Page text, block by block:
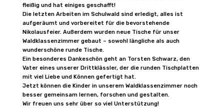
fleißig und hat einiges geschafft!
Die letzten Arbeiten im Schulwald sind erledigt, alles ist
aufgeräumt und vorbereitet für die bevorstehende
Nikolausfeier. Außerdem wurden neue Tische für unser
Waldklassenzimmer gebaut – sowohl längliche als auch
wunderschöne runde Tische.
Ein besonderes Dankeschön geht an Torsten Schwarz, den
Vater eines unserer Drittklässler, der die runden Tischplatten
mit viel Liebe und Können gefertigt hat.
Jetzt können die Kinder in unserem Waldklassenzimmer noch
besser gemeinsam lernen, forschen und gestalten.
Wir freuen uns sehr über so viel Unterstützung!